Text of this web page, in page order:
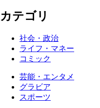
カテゴリ
社会・政治
ライフ・マネー
コミック
芸能・エンタメ
グラビア
スポーツ